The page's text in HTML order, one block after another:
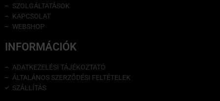
SZOLGÁLTATÁSOK
KAPCSOLAT
WEBSHOP
INFORMÁCIÓK
ADATKEZELÉSI TÁJÉKOZTATÓ
ÁLTALÁNOS SZERZŐDÉSI FELTÉTELEK
SZÁLLÍTÁS